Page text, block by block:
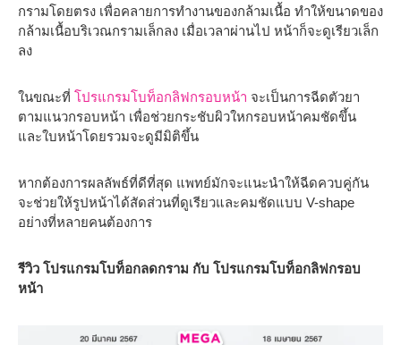
กรามโดยตรง เพื่อคลายการทำงานของกล้ามเนื้อ ทำให้ขนาดของ
กล้ามเนื้อบริเวณกรามเล็กลง เมื่อเวลาผ่านไป หน้าก็จะดูเรียวเล็ก
ลง
ในขณะที่ โปรแกรมโบท็อกลิฟกรอบหน้า จะเป็นการฉีดตัวยา
ตามแนวกรอบหน้า เพื่อช่วยกระชับผิวใหกรอบหน้าคมชัดขึ้น
และใบหน้าโดยรวมจะดูมีมิติขึ้น
หากต้องการผลลัพธ์ที่ดีที่สุด แพทย์มักจะแนะนำให้ฉีดควบคู่กัน
จะช่วยให้รูปหน้าได้สัดส่วนที่ดูเรียวและคมชัดแบบ V-shape
อย่างที่หลายคนต้องการ
รีวิว โปรแกรมโบท็อกลดกราม กับ โปรแกรมโบท็อกลิฟกรอบ
หน้า